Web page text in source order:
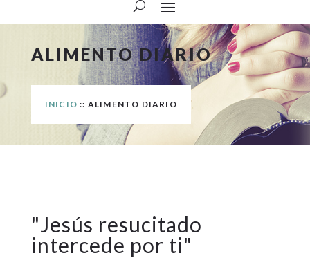
ALIMENTO DIARIO
INICIO :: ALIMENTO DIARIO
"Jesús resucitado
intercede por ti"